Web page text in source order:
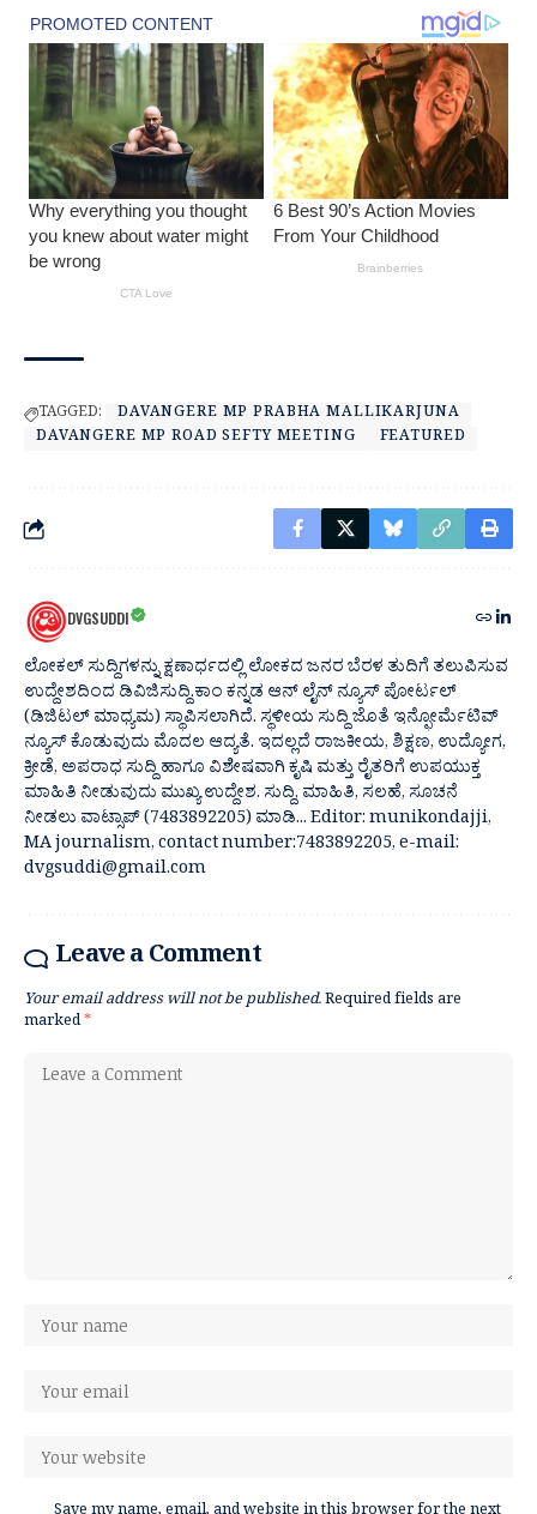
TAGGED:
DAVANGERE MP PRABHA MALLIKARJUNA
DAVANGERE MP ROAD SEFTY MEETING
FEATURED
DVGSUDDI
ಲೋಕಲ್ ಸುದ್ದಿಗಳನ್ನು ಕ್ಷಣಾರ್ಧದಲ್ಲಿ ಲೋಕದ ಜನರ ಬೆರಳ ತುದಿಗೆ ತಲುಪಿಸುವ
ಉದ್ದೇಶದಿಂದ ಡಿವಿಜಿಸುದ್ದಿ.ಕಾಂ ಕನ್ನಡ ಆನ್ ಲೈನ್ ನ್ಯೂಸ್ ಪೋರ್ಟಲ್
(ಡಿಜಿಟಲ್ ಮಾಧ್ಯಮ) ಸ್ಥಾಪಿಸಲಾಗಿದೆ. ಸ್ಥಳೀಯ ಸುದ್ದಿ ಜೊತೆ ಇನ್ಫೋರ್ಮೆಟಿವ್
ನ್ಯೂಸ್ ಕೊಡುವುದು ಮೊದಲ ಆದ್ಯತೆ. ಇದಲ್ಲದೆ ರಾಜಕೀಯ, ಶಿಕ್ಷಣ, ಉದ್ಯೋಗ,
ಕ್ರೀಡೆ, ಅಪರಾಧ ಸುದ್ದಿ ಹಾಗೂ ವಿಶೇಷವಾಗಿ ಕೃಷಿ ಮತ್ತು ರೈತರಿಗೆ ಉಪಯುಕ್ತ
ಮಾಹಿತಿ ನೀಡುವುದು ಮುಖ್ಯ ಉದ್ದೇಶ. ಸುದ್ದಿ, ಮಾಹಿತಿ, ಸಲಹೆ, ಸೂಚನೆ
ನೀಡಲು ವಾಟ್ಸಾಪ್ (7483892205) ಮಾಡಿ... Editor: munikondajji,
MA journalism, contact number:7483892205, e-mail:
dvgsuddi@gmail.com
Leave a Comment
Your email address will not be published.Required fields are
marked*